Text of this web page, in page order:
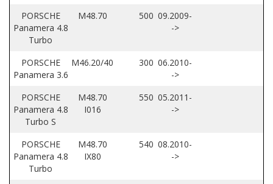
PORSCHE
Panamera 4.8
Turbo
M48.70 500 09.2009-
->
PORSCHE
Panamera 3.6
M46.20/40 300 06.2010-
->
PORSCHE
Panamera 4.8
Turbo S
M48.70
I016
550 05.2011-
->
PORSCHE
Panamera 4.8
Turbo
M48.70
IX80
540 08.2010-
->